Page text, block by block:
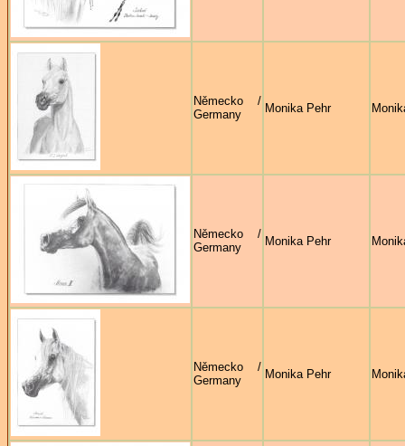
Německo /
Germany
Monika Pehr
Německo /
Germany
Monika Pehr
Německo /
Germany
Monika Pehr